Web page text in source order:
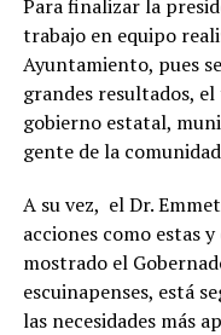
Para finalizar la
trabajo en equipo
Ayuntamiento, pues
grandes resultados,
gobierno estatal,
gente de la
A su vez, elDr.
acciones como estas
mostrado el
escuinapenses, está
las necesidades más